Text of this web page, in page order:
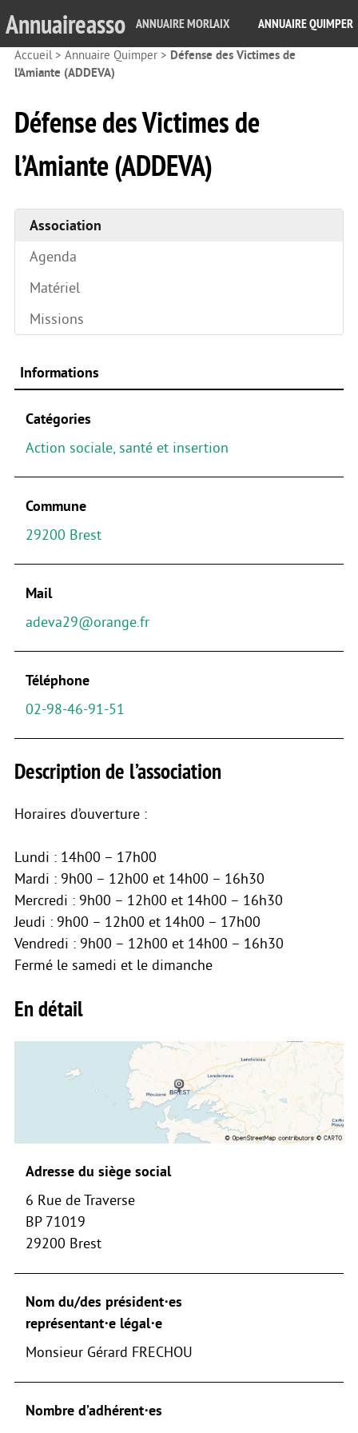
Annuaireasso ANNUAIRE MORLAIX ANNUAIRE QUIMPER
Accueil> Annuaire Quimper > Défense des Victimes de
l’Amiante (ADDEVA)
Défense des Victimes de
l’Amiante (ADDEVA)
Association
Agenda
Matériel
Missions
Informations
Catégories
Action sociale, santé et insertion
Commune
29200 Brest
Mail
adeva29@orange.fr
Téléphone
02-98-46-91-51
Description de l’association
Horaires d’ouverture :
Lundi : 14h00 – 17h00
Mardi : 9h00 – 12h00 et 14h00 – 16h30
Mercredi : 9h00 – 12h00 et 14h00 – 16h30
Jeudi : 9h00 – 12h00 et 14h00 – 17h00
Vendredi : 9h00 – 12h00 et 14h00 – 16h30
Fermé le samedi et le dimanche
En détail
Adresse du siège social
6 Rue de Traverse
BP 71019
29200 Brest
Nom du/des président⋅es
représentant⋅e légal⋅e
Monsieur Gérard FRECHOU
Nombre d’adhérent⋅es